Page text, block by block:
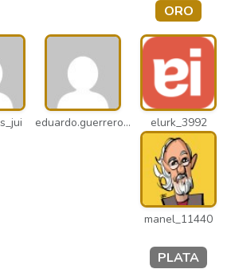
ORO
eduardo.guerrero_pto elurk_3992
manel_11440
PLATA